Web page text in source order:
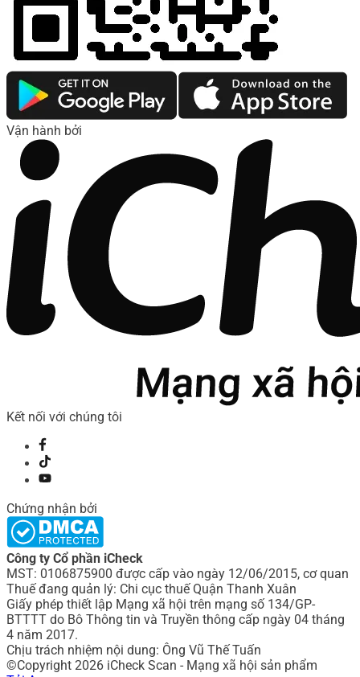
Vận hành bởi
Kết nối với chúng tôi
Chứng nhận bởi
Công ty Cổ phần iCheck
MST: 0106875900 được cấp vào ngày 12/06/2015, cơ quan
Thuế đang quản lý: Chi cục thuế Quận Thanh Xuân
Giấy phép thiết lập Mạng xã hội trên mạng số 134/GP-
BTTTT do Bô Thông tin và Truyền thông cấp ngày 04 tháng
4 năm 2017.
Chịu trách nhiệm nội dung: Ông Vũ Thế Tuấn
©Copyright 2026 iCheck Scan - Mạng xã hội sản phẩm